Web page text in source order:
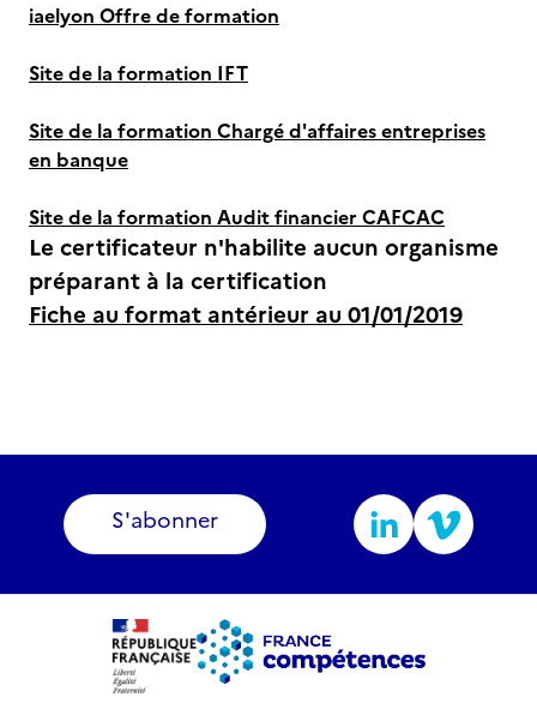
iaelyon Offre de formation
Site de la formation IFT
Site de la formation Chargé d'affaires entreprises
en banque
Site de la formation Audit financier CAFCAC
Le certificateur n'habilite aucun organisme
préparant à la certification
Fiche au format antérieur au 01/01/2019
S'abonner